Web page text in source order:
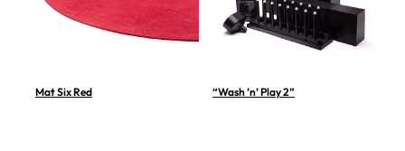
Mat Six Red “Wash ’n’ Play 2”